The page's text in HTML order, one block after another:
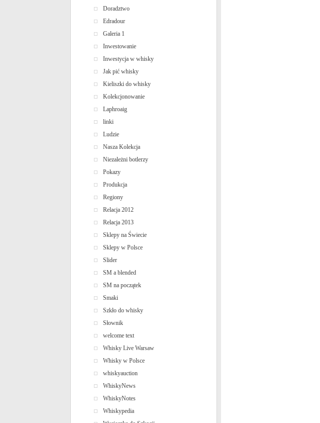
Doradztwo
Edradour
Galeria 1
Inwestowanie
Inwestycja w whisky
Jak pić whisky
Kieliszki do whisky
Kolekcjonowanie
Laphroaig
linki
Ludzie
Nasza Kolekcja
Niezależni botlerzy
Pokazy
Produkcja
Regiony
Relacja 2012
Relacja 2013
Sklepy na Świecie
Sklepy w Polsce
Slider
SM a blended
SM na początek
Smaki
Szkło do whisky
Słownik
welcome text
Whisky Live Warsaw
Whisky w Polsce
whiskyauction
WhiskyNews
WhiskyNotes
Whiskypedia